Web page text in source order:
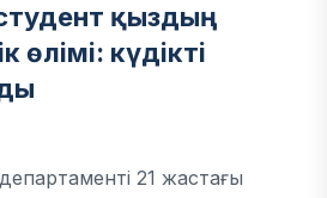
қыздың
өлімі: күдікті
21 жастағы